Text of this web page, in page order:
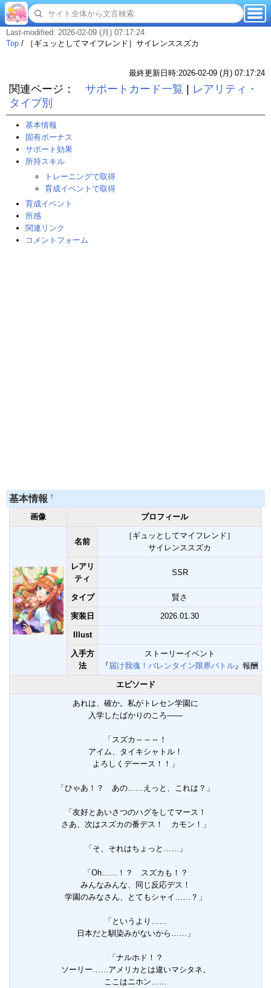
Last-modified: 2026-02-09 (月) 07:17:24
Top / ［ギュッとしてマイフレンド］サイレンススズカ
最終更新日時:2026-02-09 (月) 07:17:24
関連ページ： サポートカード一覧
レアリティ・
タイプ別
基本情報
固有ボーナス
サポート効果
所持スキル
トレーニングで取得
育成イベントで取得
育成イベント
所感
関連リンク
コメントフォーム
基本情報 †
画像 プロフィール
名前
［ギュッとしてマイフレンド］
サイレンススズカ
レアリ
ティ
SSR
タイプ 賢さ
実装日 2026.01.30
Illust
入手方
法
ストーリーイベント
『 届け我魂！バレンタイン限界バトル 』報酬
エピソード
あれは、確か。私がトレセン学園に
入学したばかりのころ――
「スズカ～～～！
アイム、タイキシャトル！
よろしくデーース！！」
「ひゃあ！？ あの……えっと、これは？」
「友好とあいさつのハグをしてマース！
さあ、次はスズカの番デス！ カモン！」
「そ、それはちょっと……」
「Oh……！？ スズカも！？
みんなみんな、同じ反応デス！
学園のみなさん、とてもシャイ……？」
「というより……
日本だと馴染みがないから……」
「ナルホド！？
ソーリー……アメリカとは違いマシタネ。
ここはニホン……